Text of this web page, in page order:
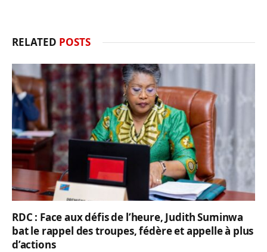
RELATED POSTS
RDC : Face aux défis de l’heure, Judith Suminwa
bat le rappel des troupes, fédère et appelle à plus
d’actions